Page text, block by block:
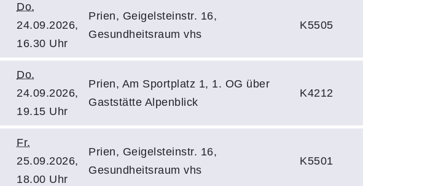
Do.
24.09.2026,
16.30 Uhr
Prien, Geigelsteinstr. 16,
Gesundheitsraum vhs
K5505
Do.
24.09.2026,
19.15 Uhr
Prien, Am Sportplatz 1, 1. OG über
Gaststätte Alpenblick
K4212
Fr.
25.09.2026,
18.00 Uhr
Prien, Geigelsteinstr. 16,
Gesundheitsraum vhs
K5501